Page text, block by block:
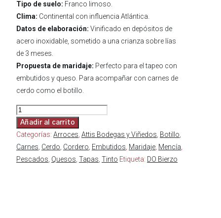
Tipo de suelo: Franco limoso.
Clima: Continental con influencia Atlántica.
Datos de elaboración: Vinificado en depósitos de
acero inoxidable, sometido a una crianza sobre lías
de 3 meses.
Propuesta de maridaje: Perfecto para el tapeo con
embutidos y queso. Para acompañar con carnes de
cerdo como el botillo.
Sangarida
Mencía
cantidad
Añadir al carrito
Categorías: Arroces, Attis Bodegas y Viñedos, Botillo,
Carnes, Cerdo, Cordero, Embutidos, Maridaje, Mencía,
Pescados, Quesos, Tapas, Tinto Etiqueta: DO Bierzo